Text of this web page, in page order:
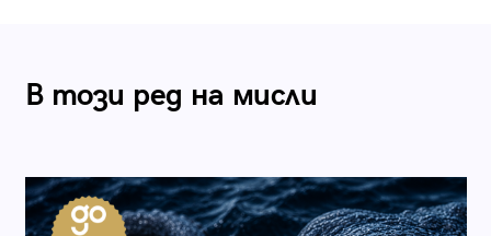
В този ред на мисли